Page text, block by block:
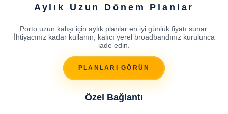
Aylık Uzun Dönem Planlar
Porto uzun kalışı için aylık planlar en iyi günlük fiyatı sunar.
İhtiyacınız kadar kullanın, kalıcı yerel broadbandınız kurulunca
iade edin.
PLANLARI GÖRÜN
Özel Bağlantı